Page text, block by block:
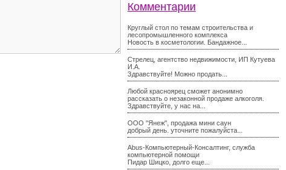
Комментарии
Круглый стол по темам строительства и
лесопромышленного комплекса
Новость в косметологии. Бандажное...
Стрелец, агентство недвижимости, ИП Кутуева
И.А.
Здравствуйте! Можно продать...
Любой красноярец сможет анонимно
рассказать о незаконной продаже алкоголя.
Здравствуйте, у нас на...
ООО "Янеж", продажа мини саун
добрый день. уточните пожалуйста...
Abus-Компьютерный-Консалтинг, служба
компьютерной помощи
Пидар Шицко, долго еще...